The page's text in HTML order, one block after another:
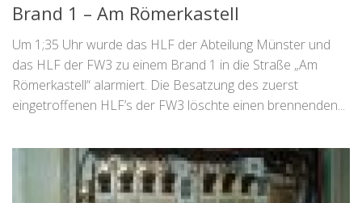
Brand 1 – Am Römerkastell
Um 1;35 Uhr wurde das HLF der Abteilung Münster und
das HLF der FW3 zu einem Brand 1 in die Straße „Am
Römerkastell“ alarmiert. Die Besatzung des zuerst
eingetroffenen HLF’s der FW3 löschte einen brennenden...